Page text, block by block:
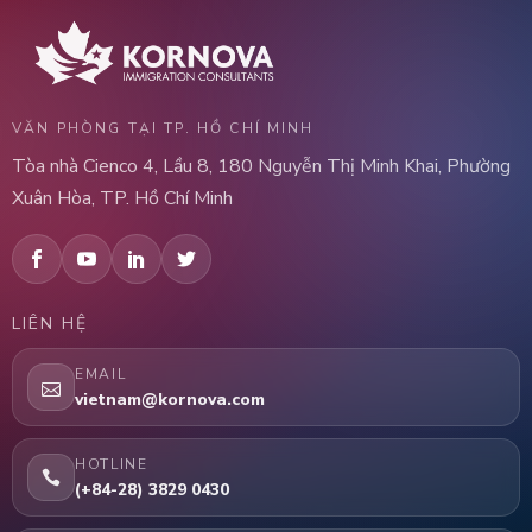
VĂN PHÒNG TẠI TP. HỒ CHÍ MINH
Tòa nhà Cienco 4, Lầu 8, 180 Nguyễn Thị Minh Khai, Phường
Xuân Hòa, TP. Hồ Chí Minh
LIÊN HỆ
EMAIL
vietnam@kornova.com
HOTLINE
(+84-28) 3829 0430